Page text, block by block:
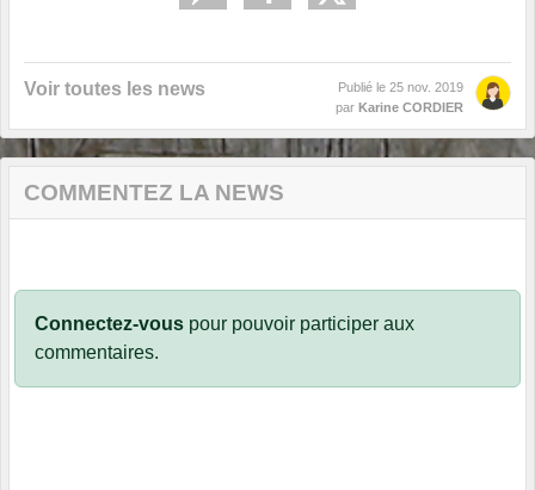
Voir toutes les news Publié le 25 nov. 2019
par Karine CORDIER
COMMENTEZ LA NEWS
Connectez-vous pour pouvoir participer aux
commentaires.